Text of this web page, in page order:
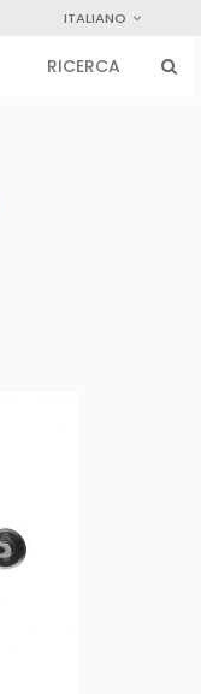
ITALIANO